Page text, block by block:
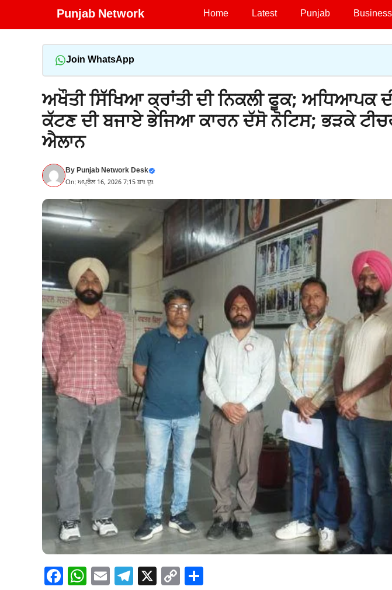
Punjab Network Home Latest Punjab Business
Join WhatsApp
ਅਖੌਤੀ ਸਿੱਖਿਆ ਕ੍ਰਾਂਤੀ ਦੀ ਨਿਕਲੀ ਫੂਕ; ਅਧਿਆਪਕ
ਕੱਟਣ ਦੀ ਬਜਾਏ ਭੇਜਿਆ ਕਾਰਨ ਦੱਸੋ ਨੋਟਿਸ; ਭੜਕੇ
ਐਲਾਨ
ByPunjab Network Desk
On: ਅਪ੍ਰੈਲ 16, 2026 7:15 ਬਾਃ ਦੁਃ
F W E T X C